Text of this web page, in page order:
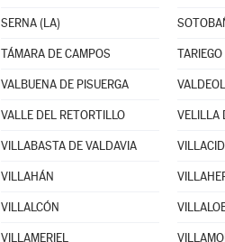
SERNA (LA)
TÁMARA DE CAMPOS
VALBUENA DE PISUERGA
VALLE DEL RETORTILLO VELILLA
VILLABASTA DE VALDAVIA
VILLAHÁN
VILLALCÓN
VILLAMERIEL